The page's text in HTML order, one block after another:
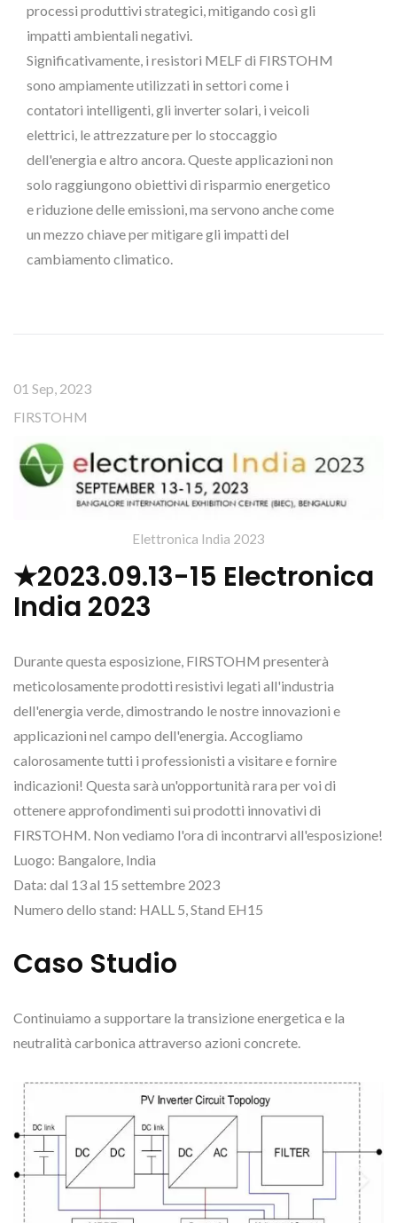
processi produttivi strategici, mitigando così gli
impatti ambientali negativi.
Significativamente, i resistori MELF di FIRSTOHM
sono ampiamente utilizzati in settori come i
contatori intelligenti, gli inverter solari, i veicoli
elettrici, le attrezzature per lo stoccaggio
dell'energia e altro ancora. Queste applicazioni non
solo raggiungono obiettivi di risparmio energetico
e riduzione delle emissioni, ma servono anche come
un mezzo chiave per mitigare gli impatti del
cambiamento climatico.
01 Sep, 2023
FIRSTOHM
Elettronica India 2023
★2023.09.13-15 Electronica
India 2023
Durante questa esposizione, FIRSTOHM presenterà
meticolosamente prodotti resistivi legati all'industria
dell'energia verde, dimostrando le nostre innovazioni e
applicazioni nel campo dell'energia. Accogliamo
calorosamente tutti i professionisti a visitare e fornire
indicazioni! Questa sarà un'opportunità rara per voi di
ottenere approfondimenti sui prodotti innovativi di
FIRSTOHM. Non vediamo l'ora di incontrarvi all'esposizione!
Luogo: Bangalore, India
Data: dal 13 al 15 settembre 2023
Numero dello stand: HALL 5, Stand EH15
Caso Studio
Continuiamo a supportare la transizione energetica e la
neutralità carbonica attraverso azioni concrete.